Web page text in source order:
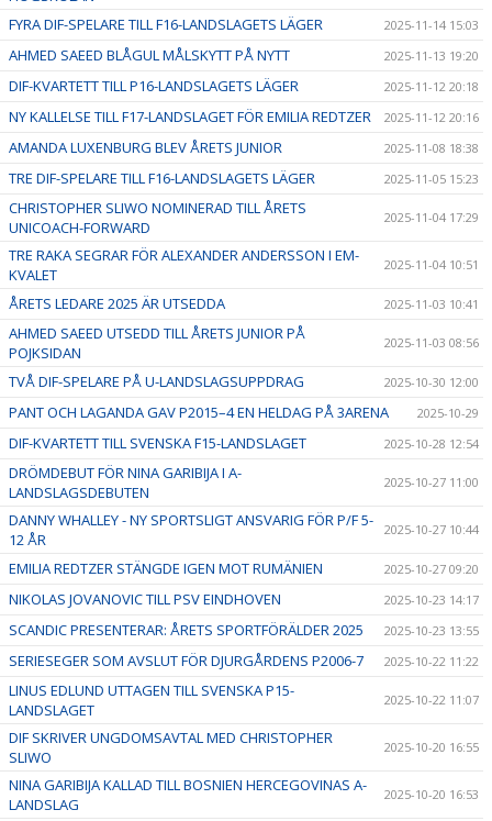
FYRA DIF-SPELARE TILL F16-LANDSLAGETS LÄGER
2025-11-14 15:03
AHMED SAEED BLÅGUL MÅLSKYTT PÅ NYTT 2025-11-13 19:20
DIF-KVARTETT TILL P16-LANDSLAGETS LÄGER 2025-11-12 20:18
NY KALLELSE TILL F17-LANDSLAGET FÖR EMILIA REDTZER 2025-11-12 20:16
AMANDA LUXENBURG BLEV ÅRETS JUNIOR 2025-11-08 18:38
TRE DIF-SPELARE TILL F16-LANDSLAGETS LÄGER 2025-11-05 15:23
CHRISTOPHER SLIWO NOMINERAD TILL ÅRETS
UNICOACH-FORWARD
2025-11-04 17:29
TRE RAKA SEGRAR FÖR ALEXANDER ANDERSSON I EM-
KVALET
2025-11-04 10:51
ÅRETS LEDARE 2025 ÄR UTSEDDA 2025-11-03 10:41
AHMED SAEED UTSEDD TILL ÅRETS JUNIOR PÅ
POJKSIDAN
2025-11-03 08:56
TVÅ DIF-SPELARE PÅ U-LANDSLAGSUPPDRAG 2025-10-30 12:00
PANT OCH LAGANDA GAV P2015–4 EN HELDAG PÅ 3ARENA 2025-10-29
DIF-KVARTETT TILL SVENSKA F15-LANDSLAGET 2025-10-28 12:54
DRÖMDEBUT FÖR NINA GARIBIJA I A-
LANDSLAGSDEBUTEN
2025-10-27 11:00
DANNY WHALLEY - NY SPORTSLIGT ANSVARIG FÖR P/F 5-
12 ÅR
2025-10-27 10:44
EMILIA REDTZER STÄNGDE IGEN MOT RUMÄNIEN 2025-10-27 09:20
NIKOLAS JOVANOVIC TILL PSV EINDHOVEN 2025-10-23 14:17
SCANDIC PRESENTERAR: ÅRETS SPORTFÖRÄLDER 2025 2025-10-23 13:55
SERIESEGER SOM AVSLUT FÖR DJURGÅRDENS P2006-7 2025-10-22 11:22
LINUS EDLUND UTTAGEN TILL SVENSKA P15-
LANDSLAGET
2025-10-22 11:07
DIF SKRIVER UNGDOMSAVTAL MED CHRISTOPHER
SLIWO
2025-10-20 16:55
NINA GARIBIJA KALLAD TILL BOSNIEN HERCEGOVINAS A-
LANDSLAG
2025-10-20 16:53